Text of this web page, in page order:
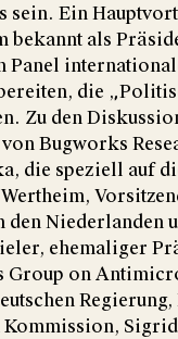
sein. Ein
als
Panel
die
Zu den
Bugworks
die speziell auf
Niederlanden
ehemaliger
Group on
Regierung,